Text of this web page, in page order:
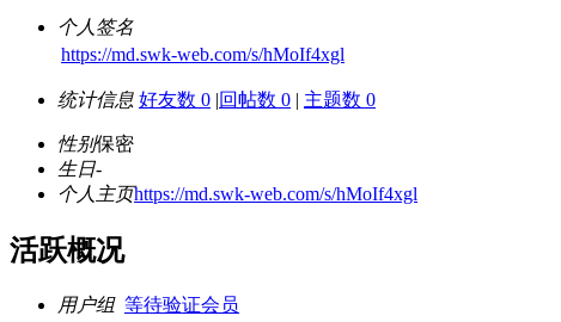
个人签名
https://md.swk-web.com/s/hMoIf4xgl
统计信息 好友数 0 |回帖数 0 | 主题数 0
性别保密
生日-
个人主页https://md.swk-web.com/s/hMoIf4xgl
活跃概况
用户组 等待验证会员